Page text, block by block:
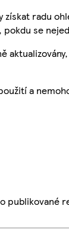
radu
se
a
publikované